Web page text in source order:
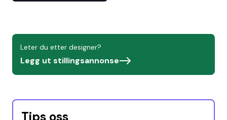
Leter du etter designer?
Legg ut stillingsannonse
Tips oss